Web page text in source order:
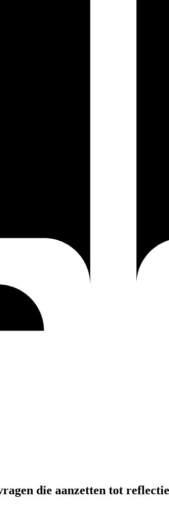
die aanzetten tot reflectie